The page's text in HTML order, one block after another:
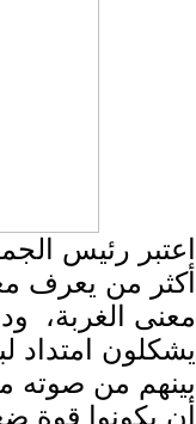
اعتبر رئيس
أكثر من يعرف
معنى الغربة،
يشكلون امتداد
بينهم من صوته
أن يكونوا